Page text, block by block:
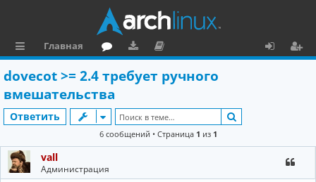
л
и
Главная
ру
м
ру
зк
и
ку
м
е
н
а
dovecot >= 2.4 требует ручного
вмешательства
Ответить
6 сообщений • Страница 1 из 1
vall
Администрация